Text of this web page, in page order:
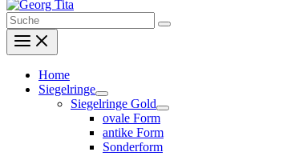
Search
for:
Home
Siegelringe
Siegelringe Gold
ovale Form
antike Form
Sonderform